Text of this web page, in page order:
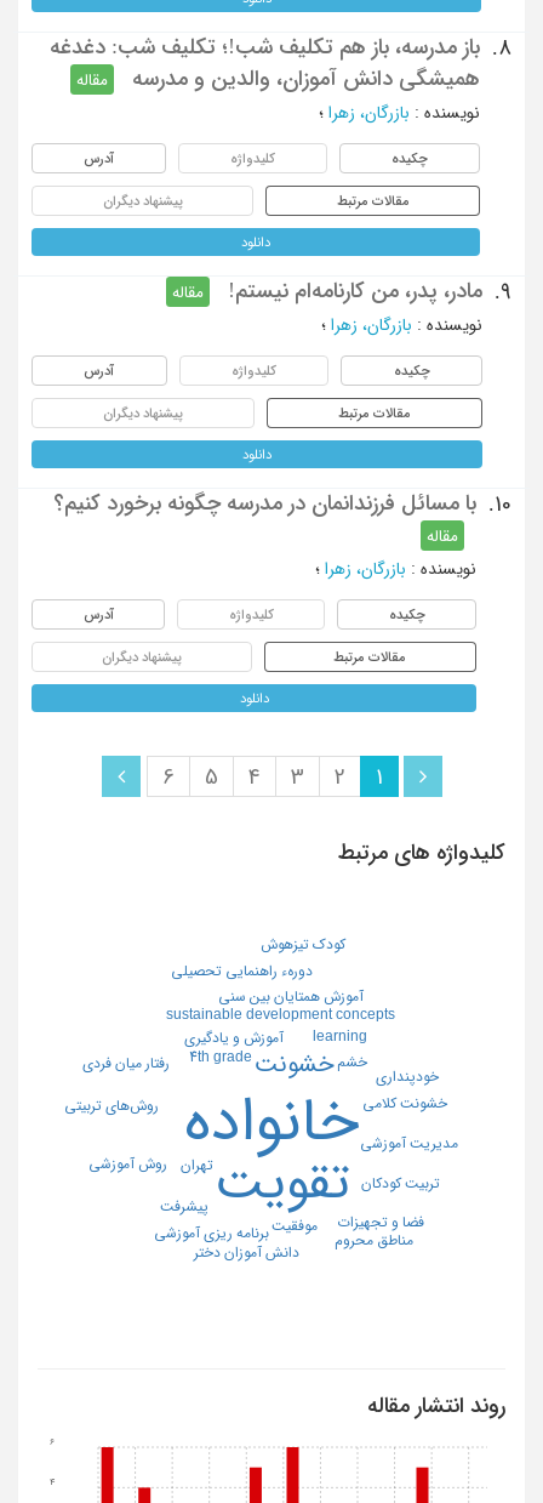
8.
باز مدرسه، باز هم تکلیف شب!؛ تکلیف شب: دغدغه
همیشگی دانش آموزان، والدین و مدرسه
مقاله
نویسنده : بازرگان، زهرا ؛
چکیده کلیدواژه آدرس
مقالات مرتبط پیشنهاد دیگران
دانلود
9. مادر، پدر، من کارنامه‌ام نیستم!
مقاله
نویسنده : بازرگان، زهرا ؛
چکیده کلیدواژه آدرس
مقالات مرتبط پیشنهاد دیگران
دانلود
10. با مسائل فرزندانمان در مدرسه چگونه برخورد کنیم؟
مقاله
نویسنده : بازرگان، زهرا ؛
چکیده کلیدواژه آدرس
مقالات مرتبط پیشنهاد دیگران
دانلود
1
2
3
4
5
6
کلیدواژه های مرتبط
خانواده
تقویت
خشونت 4th grade
learning
sustainable development concepts
آموزش همتایان بین سنی
آموزش و یادگیری
برنامه ریزی آموزشی
تهران
خشم
خشونت کلامی
دانش آموزان دختر
دورهء راهنمایی تحصیلی
رفتار میان فردی
مدیریت آموزشی
پیشرفت
تربیت کودکان
خودپنداری
روش آموزشی
روش‌های تربیتی
فضا و تجهیزات
مناطق محروم
موفقیت
کودک تیزهوش
روند انتشار مقاله
4
6